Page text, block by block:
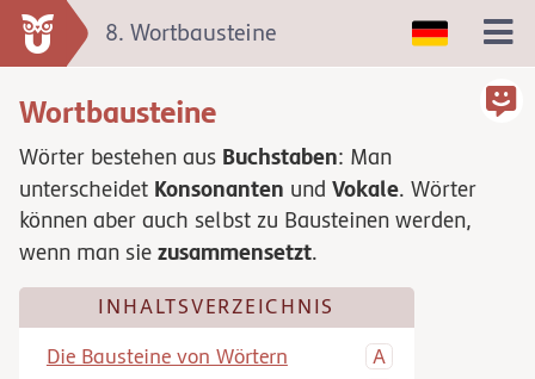
Wortbausteine
Wörter bestehen aus Buchstaben: Man
unterscheidet Konsonanten und Vokale. Wörter
können aber auch selbst zu Bausteinen werden,
wenn man sie zusammensetzt.
INHALTSVERZEICHNIS
Die Bausteine von Wörtern
8. Wortbausteine